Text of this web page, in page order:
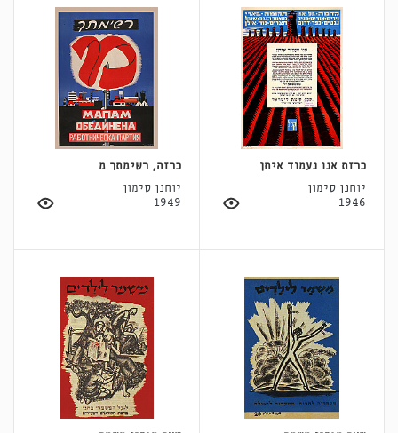
כרזת אנו נעמוד איתן
יוחנן סימון
1946
כרזה, רשימתך מ
יוחנן סימון
1949